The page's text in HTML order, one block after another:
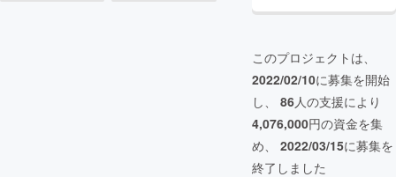
このプロジェクトは、
2022/02/10に募集を開始
し、 86人の支援により
4,076,000円の資金を集
め、 2022/03/15に募集を
終了しました